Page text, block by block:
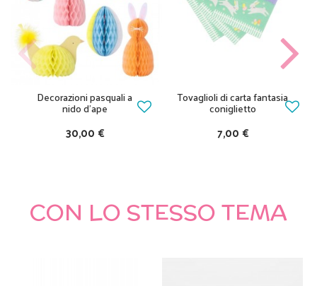
Decorazioni pasquali a
nido d’ape
30,00 €
Tovaglioli di carta fantasia
coniglietto
7,00 €
CON LO STESSO TEMA